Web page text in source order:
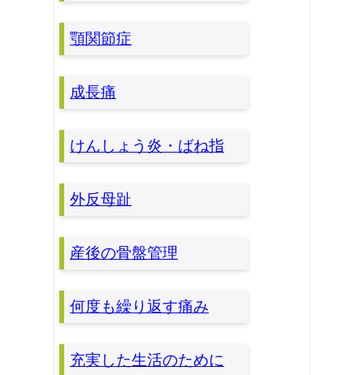
顎関節症
成長痛
けんしょう炎・ばね指
外反母趾
産後の骨盤管理
何度も繰り返す痛み
充実した生活のために